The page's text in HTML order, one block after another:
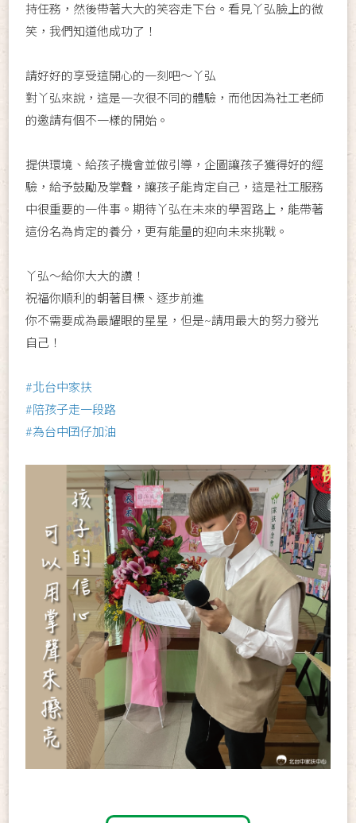
持任務，然後帶著大大的笑容走下台。看見丫弘臉上的微
笑，我們知道他成功了！
請好好的享受這開心的一刻吧～丫弘
對丫弘來說，這是一次很不同的體驗，而他因為社工老師
的邀請有個不一樣的開始。
提供環境、給孩子機會並做引導，企圖讓孩子獲得好的經
驗，給予鼓勵及掌聲，讓孩子能肯定自己，這是社工服務
中很重要的一件事。期待丫弘在未來的學習路上，能帶著
這份名為肯定的養分，更有能量的迎向未來挑戰。
丫弘～給你大大的讚！
祝福你順利的朝著目標、逐步前進
你不需要成為最耀眼的星星，但是~請用最大的努力發光
自己！
#北台中家扶
#陪孩子走一段路
#為台中囝仔加油